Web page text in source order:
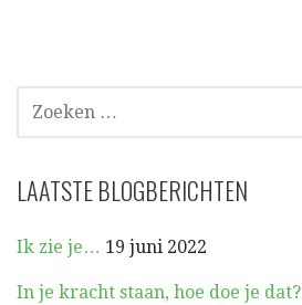
ZOEKEN
NAAR:
LAATSTE BLOGBERICHTEN
Ik zie je… 19 juni 2022
In je kracht staan, hoe doe je dat?